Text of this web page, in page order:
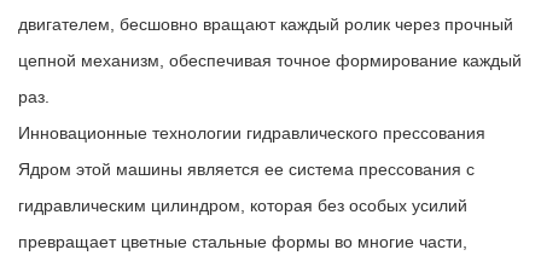
двигателем, бесшовно вращают каждый ролик через прочный
цепной механизм, обеспечивая точное формирование каждый
раз.
Инновационные технологии гидравлического прессования
Ядром этой машины является ее система прессования с
гидравлическим цилиндром, которая без особых усилий
превращает цветные стальные формы во многие части,